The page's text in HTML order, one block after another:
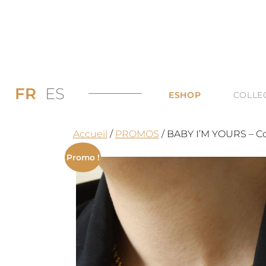
FR ES ESHOP
LES BOUCLES
LES BRACELETS
TOUTES LES
Accueil / PROMOS / BABY I’M YOURS –
Promo !